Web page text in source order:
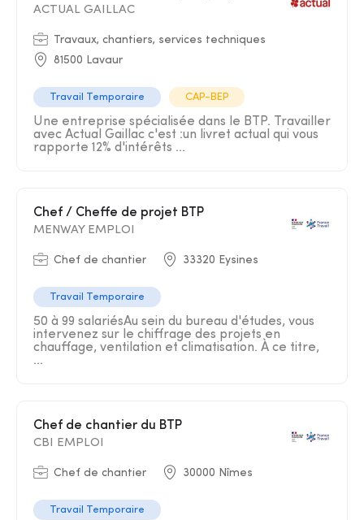
ACTUAL GAILLAC
Travaux, chantiers, services techniques
81500 Lavaur
Travail Temporaire CAP-BEP
Une entreprise spécialisée dans le BTP. Travailler
avec Actual Gaillac c'est :un livret actual qui vous
rapporte 12% d'intérêts ...
Chef / Cheffe de projet BTP
MENWAY EMPLOI
Chef de chantier 33320 Eysines
Travail Temporaire
50 à 99 salariésAu sein du bureau d'études, vous
intervenez sur le chiffrage des projets en
chauffage, ventilation et climatisation. À ce titre,
...
Chef de chantier du BTP
CBI EMPLOI
Chef de chantier 30000 Nîmes
Travail Temporaire